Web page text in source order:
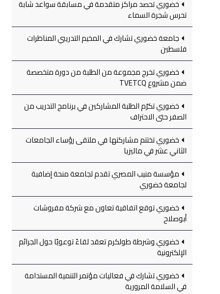
خضوري تحصد مراكز متقدمة في مسابقة سواعد شابة
تحرس شجرة السماء
جامعة خضوري تشارك في المخيم التدريبي المناظرات
فلسطين
خضوري تخرج مجموعة من الطلبة من دورة متخصصة
ضمن مشروع TVETCQ
خضوري تكرّم الطلبة المشاركين في برنامج التدريب من
الصفر حتى الاحتراف
خضوري تختتم مشاركتها في ملتقى رؤساء الجامعات
الثاني عشر في ماليزيا
مؤسسة منيب المصري تقدم لجامعة منحة إضافية
لجامعة خضوري
خضوري توقع اتفاقية تعاون مع شركة مفروشات
أبوصلاح
خضوري وشرطة طولكرم تعقد لقاءً توعويًا حول الجرائم
الإلكترونية
خضوري تشارك في فعاليات مؤتمر التنمية المستدامة
في السلامة المرورية